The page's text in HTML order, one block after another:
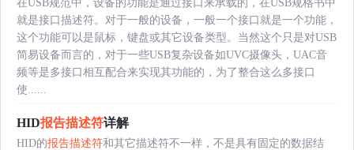
在USB规范中，设备的功能是通过接口来承载的，在USB规格书中
就是接口描述符。对于一般的设备，一般一个接口就是一个功能，
这个功能可以是鼠标，键盘或其它设备类型。当然这个只是对USB
简易设备而言的，对于一些USB复杂设备如UVC摄像头，UAC音
频等是多接口相互配合来实现其功能的，为了整合这么多接口
使......
HID报告描述符详解
HID的报告描述符和其它描述符不一样，不是具有固定的数据结